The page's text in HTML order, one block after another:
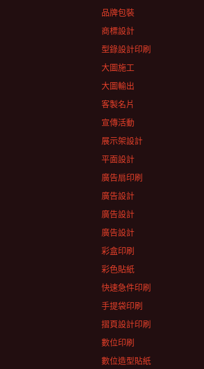
品牌包裝
商標設計
型錄設計印刷
大圖施工
大圖輸出
客製名片
宣傳活動
展示架設計
平面設計
廣告扇印刷
廣告設計
廣告設計
廣告設計
彩盒印刷
彩色貼紙
快速急件印刷
手提袋印刷
摺頁設計印刷
數位印刷
數位造型貼紙